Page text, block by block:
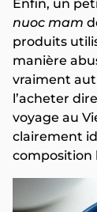
Enfin, un
nuoc mam
produits
manière
vraiment
l’acheter
voyage au
clairement
composition